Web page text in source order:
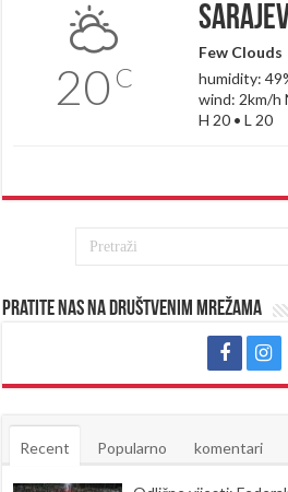
20 C
Few Clouds
humidity:
wind: 2km/h
H 20 • L 20
Pratite nas na društvenim mrežama
Recent Popularno komentari